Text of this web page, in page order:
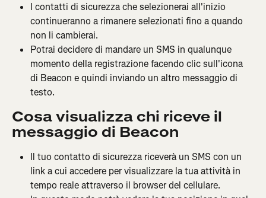
I contatti di sicurezza che selezionerai all'inizio
continueranno a rimanere selezionati fino a quando
non li cambierai.
Potrai decidere di mandare un SMS in qualunque
momento della registrazione facendo clic sull'icona
di Beacon e quindi inviando un altro messaggio di
testo.
Cosa visualizza chi riceve il
messaggio di Beacon
Il tuo contatto di sicurezza riceverà un SMS con un
link a cui accedere per visualizzare la tua attività in
tempo reale attraverso il browser del cellulare.